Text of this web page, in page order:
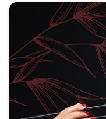
Модификаторы